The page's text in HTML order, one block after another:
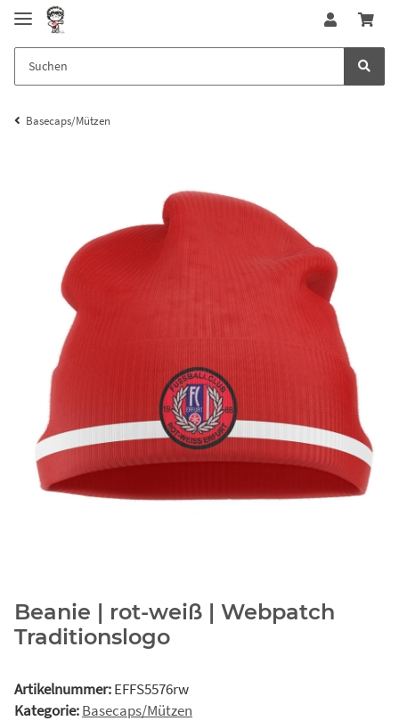
Basecaps/Mützen
Beanie | rot-weiß | Webpatch
Traditionslogo
Artikelnummer:EFFS5576rw
Kategorie:Basecaps/Mützen